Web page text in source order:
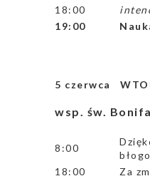
18:00
19:00
5 czerwca
wsp. św.
8:00
18:00
Za